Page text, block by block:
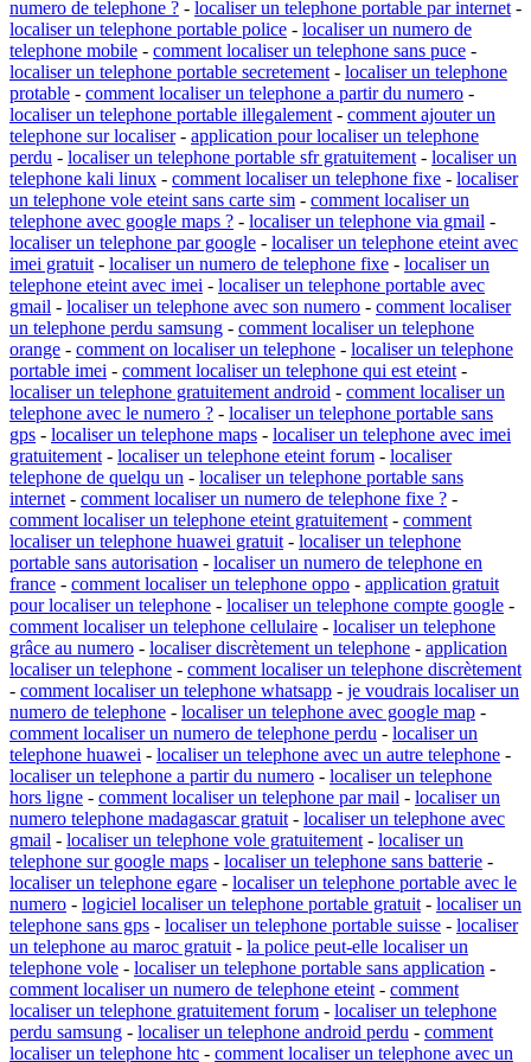
numero de telephone ? - localiser un telephone portable par internet -
localiser un telephone portable police - localiser un numero de
telephone mobile - comment localiser un telephone sans puce -
localiser un telephone portable secretement - localiser un telephone
protable - comment localiser un telephone a partir du numero -
localiser un telephone portable illegalement - comment ajouter un
telephone sur localiser- application pour localiser un telephone
perdu - localiser un telephone portable sfr gratuitement - localiser un
telephone kali linux - comment localiser un telephone fixe - localiser
un telephone vole eteint sans carte sim - comment localiser un
telephone avec google maps ? - localiser un telephone via gmail -
localiser un telephone par google - localiser un telephone eteint avec
imei gratuit - localiser un numero de telephone fixe - localiser un
telephone eteint avec imei - localiser un telephone portable avec
gmail - localiser un telephone avec son numero - comment localiser
un telephone perdu samsung - comment localiser un telephone
orange - comment on localiser un telephone - localiser un telephone
portable imei - comment localiser un telephone qui est eteint -
localiser un telephone gratuitement android - comment localiser un
telephone avec le numero ? - localiser un telephone portable sans
gps - localiser un telephone maps - localiser un telephone avec imei
gratuitement - localiser un telephone eteint forum - localiser
telephone de quelqu un - localiser un telephone portable sans
internet - comment localiser un numero de telephone fixe ? -
comment localiser un telephone eteint gratuitement - comment
localiser un telephone huawei gratuit - localiser un telephone
portable sans autorisation - localiser un numero de telephone en
france - comment localiser un telephone oppo - application gratuit
pour localiser un telephone - localiser un telephone compte google -
comment localiser un telephone cellulaire - localiser un telephone
grâce au numero - localiser discrètement un telephone - application
localiser un telephone - comment localiser un telephone discrètement
- comment localiser un telephone whatsapp - je voudrais localiser un
numero de telephone - localiser un telephone avec google map -
comment localiser un numero de telephone perdu - localiser un
telephone huawei - localiser un telephone avec un autre telephone -
localiser un telephone a partir du numero - localiser un telephone
hors ligne - comment localiser un telephone par mail - localiser un
numero telephone madagascar gratuit - localiser un telephone avec
gmail - localiser un telephone vole gratuitement - localiser un
telephone sur google maps - localiser un telephone sans batterie -
localiser un telephone egare - localiser un telephone portable avec le
numero - logiciel localiser un telephone portable gratuit - localiser un
telephone sans gps - localiser un telephone portable suisse - localiser
un telephone au maroc gratuit - la police peut-elle localiser un
telephone vole - localiser un telephone portable sans application -
comment localiser un numero de telephone eteint - comment
localiser un telephone gratuitement forum - localiser un telephone
perdu samsung - localiser un telephone android perdu - comment
localiser un telephone htc - comment localiser un telephone avec un